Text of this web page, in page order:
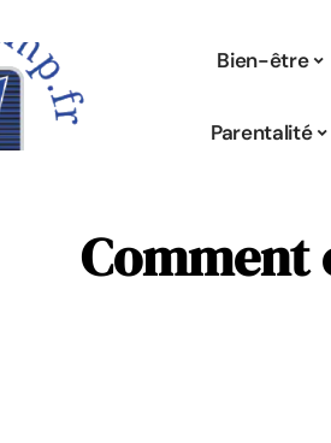
Bien-être
Parentalité
Comment